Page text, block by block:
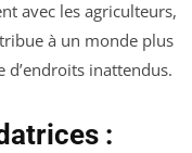
avec les agriculteurs,
à un monde plus
d’endroits inattendus.
: